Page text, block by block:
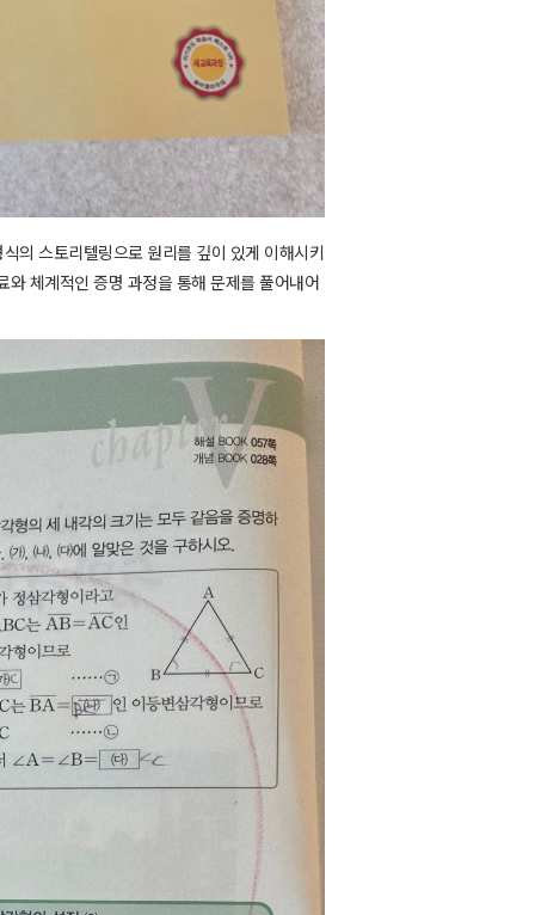
의 스토리텔링으로 원리를 깊이 있게 이해시키
체계적인 증명 과정을 통해 문제를 풀어내어